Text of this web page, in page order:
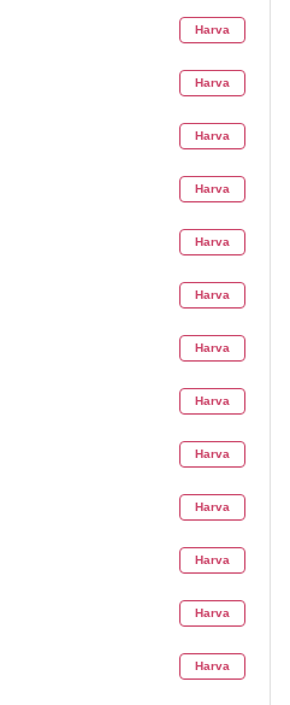
Harva
Harva
Harva
Harva
Harva
Harva
Harva
Harva
Harva
Harva
Harva
Harva
Harva